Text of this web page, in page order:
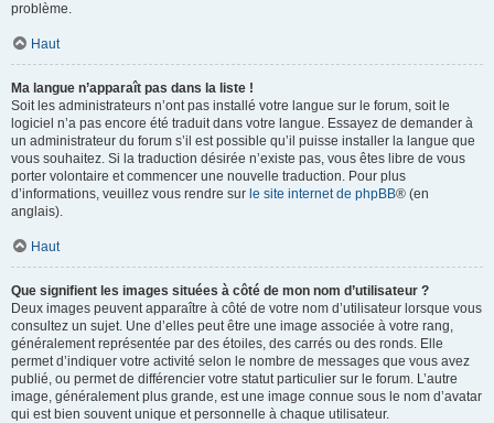
problème.
Haut
Ma langue n’apparaît pas dans la liste !
Soit les administrateurs n’ont pas installé votre langue sur le forum, soit le
logiciel n’a pas encore été traduit dans votre langue. Essayez de demander à
un administrateur du forum s’il est possible qu’il puisse installer la langue que
vous souhaitez. Si la traduction désirée n’existe pas, vous êtes libre de vous
porter volontaire et commencer une nouvelle traduction. Pour plus
d’informations, veuillez vous rendre sur le site internet de phpBB® (en
anglais).
Haut
Que signifient les images situées à côté de mon nom d’utilisateur ?
Deux images peuvent apparaître à côté de votre nom d’utilisateur lorsque vous
consultez un sujet. Une d’elles peut être une image associée à votre rang,
généralement représentée par des étoiles, des carrés ou des ronds. Elle
permet d’indiquer votre activité selon le nombre de messages que vous avez
publié, ou permet de différencier votre statut particulier sur le forum. L’autre
image, généralement plus grande, est une image connue sous le nom d’avatar
qui est bien souvent unique et personnelle à chaque utilisateur.